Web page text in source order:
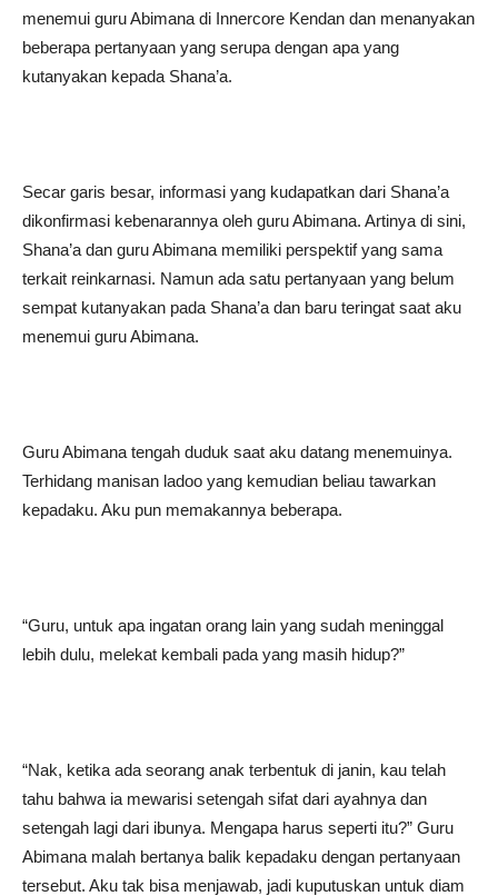
menemui guru Abimana di Innercore Kendan dan menanyakan
beberapa pertanyaan yang serupa dengan apa yang
kutanyakan kepada Shana’a.
Secar garis besar, informasi yang kudapatkan dari Shana’a
dikonfirmasi kebenarannya oleh guru Abimana. Artinya di sini,
Shana’a dan guru Abimana memiliki perspektif yang sama
terkait reinkarnasi. Namun ada satu pertanyaan yang belum
sempat kutanyakan pada Shana’a dan baru teringat saat aku
menemui guru Abimana.
Guru Abimana tengah duduk saat aku datang menemuinya.
Terhidang manisan ladoo yang kemudian beliau tawarkan
kepadaku. Aku pun memakannya beberapa.
“Guru, untuk apa ingatan orang lain yang sudah meninggal
lebih dulu, melekat kembali pada yang masih hidup?”
“Nak, ketika ada seorang anak terbentuk di janin, kau telah
tahu bahwa ia mewarisi setengah sifat dari ayahnya dan
setengah lagi dari ibunya. Mengapa harus seperti itu?” Guru
Abimana malah bertanya balik kepadaku dengan pertanyaan
tersebut. Aku tak bisa menjawab, jadi kuputuskan untuk diam